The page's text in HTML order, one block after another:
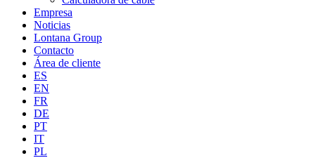
Empresa
Noticias
Lontana Group
Contacto
Área de cliente
ES
EN
FR
DE
PT
IT
PL